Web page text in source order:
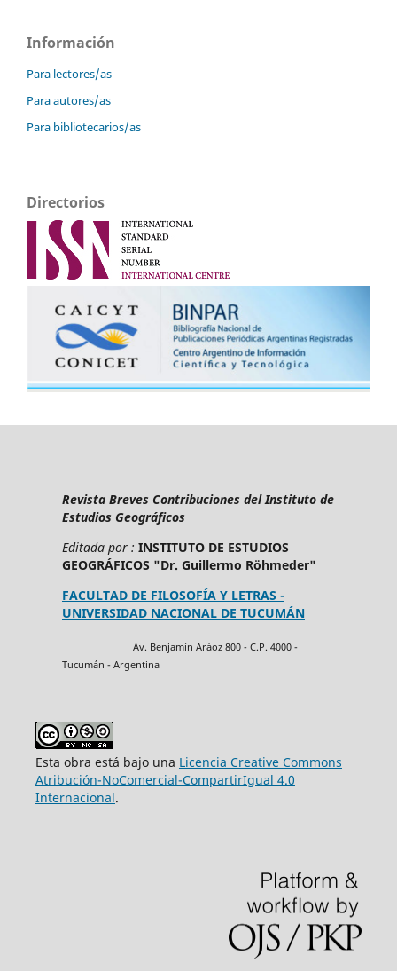
Información
Para lectores/as
Para autores/as
Para bibliotecarios/as
Directorios
Revista Breves Contribuciones del Instituto de
Estudios Geográficos
Editada por : INSTITUTO DE ESTUDIOS
GEOGRÁFICOS "Dr. Guillermo Röhmeder"
FACULTAD DE FILOSOFÍA Y LETRAS -
UNIVERSIDAD NACIONAL DE TUCUMÁN
Av. Benjamín Aráoz 800 - C.P. 4000 -
Tucumán - Argentina
Esta obra está bajo una Licencia Creative Commons
Atribución-NoComercial-CompartirIgual 4.0
Internacional.